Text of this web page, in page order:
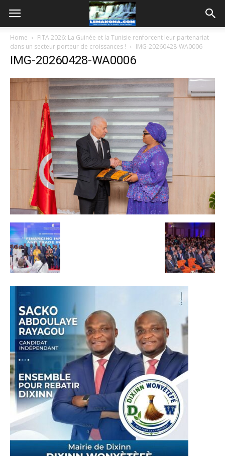
Home
FITA 2026: La Guinée et la Tunisie renforcent leur partenariat
dans un secteur porteur de croissances !
IMG-20260428-WA0006
IMG-20260428-WA0006